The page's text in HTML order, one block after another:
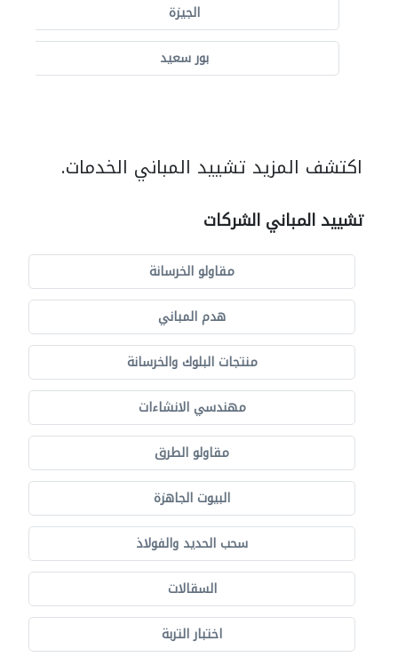
الجيزة
بور سعيد
اكتشف المزيد تشييد المباني الخدمات.
تشييد المباني الشركات
مقاولو الخرسانة
هدم المباني
منتجات البلوك والخرسانة
مهندسي الانشاءات
مقاولو الطرق
البيوت الجاهزة
سحب الحديد والفولاذ
السقالات
اختبار التربة